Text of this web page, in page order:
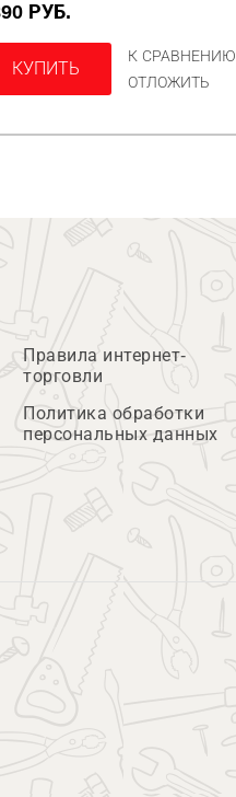
890 РУБ.
КУПИТЬ
К СРАВНЕНИЮ
ОТЛОЖИТЬ
Правила интернет-
торговли
Политика обработки
персональных данных